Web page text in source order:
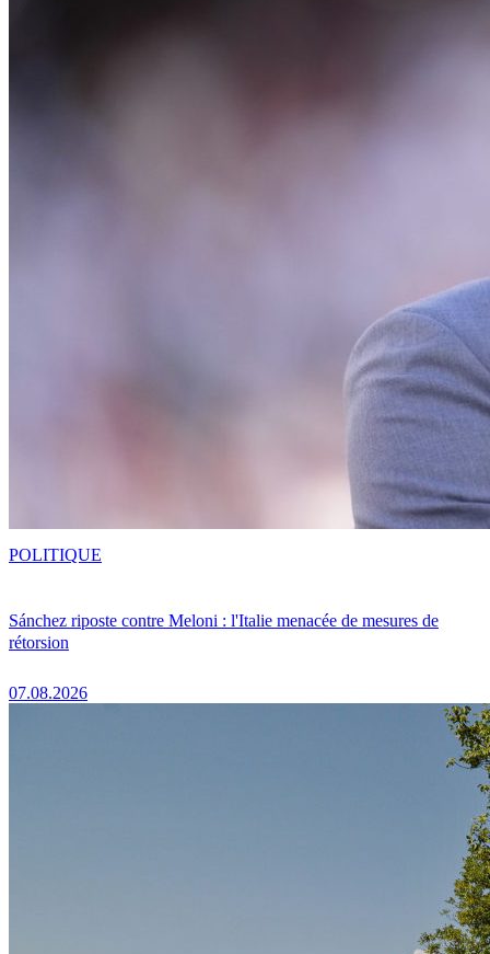
Sánchez riposte contre Meloni : l'Italie menacée de mesures de
rétorsion
07.08.2026
POLITIQUE